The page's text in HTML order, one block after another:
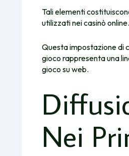
Tali elementi
utilizzati nei casinò online.
Questa impostazione di
gioco rappresenta una
gioco su web.
Nei